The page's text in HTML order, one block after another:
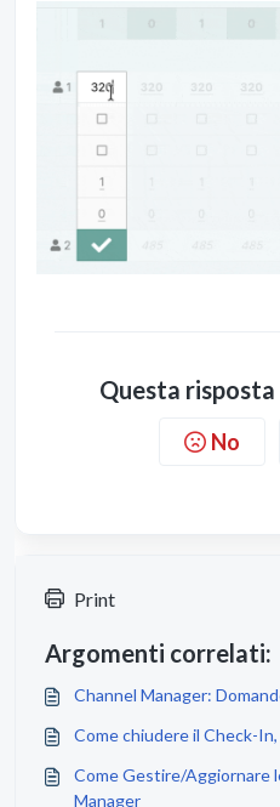
Questa
No
Print
Argomenti correlati:
Channel Manager:
Come chiudere il Check-
Come Gestire/Aggiornare
Manager